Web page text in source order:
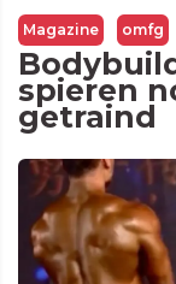
Magazine omfg
spieren
getraind